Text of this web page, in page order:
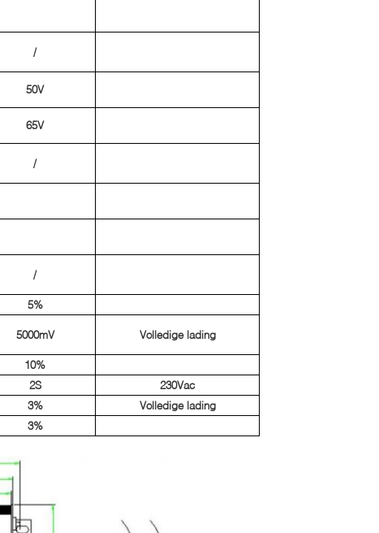
/
50V
65V
/
/
5%
5000mV Volledige lading
10%
2S
230Vac
3%
Volledige lading
3%